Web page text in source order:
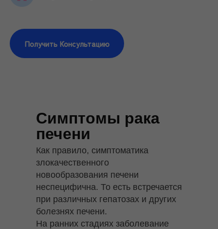
Получить Консультацию
Симптомы рака
печени
Как правило, симптоматика
злокачественного
новообразования печени
неспецифична. То есть встречается
при различных гепатозах и других
болезнях печени.
На ранних стадиях заболевание